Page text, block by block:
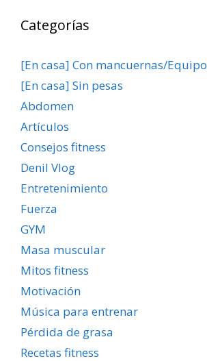
Categorías
[En casa] Con mancuernas/Equipo
[En casa] Sin pesas
Abdomen
Artículos
Consejos fitness
Denil Vlog
Entretenimiento
Fuerza
GYM
Masa muscular
Mitos fitness
Motivación
Música para entrenar
Pérdida de grasa
Recetas fitness